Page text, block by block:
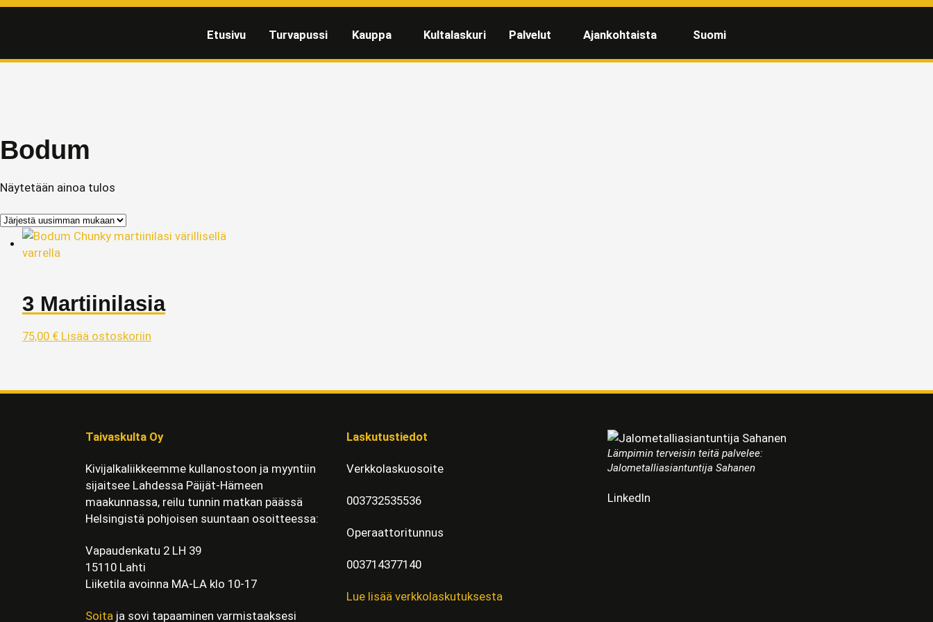
Etusivu Turvapussi Kauppa Kultalaskuri Palvelut Ajankohtaista Suomi
Bodum
Näytetään ainoa tulos
3 Martiinilasia
75,00 € Lisää ostoskoriin
Taivaskulta Oy
Kivijalkaliikkeemme kullanostoon ja myyntiin
sijaitsee Lahdessa Päijät-Hämeen
maakunnassa, reilu tunnin matkan päässä
Helsingistä pohjoisen suuntaan osoitteessa:
Vapaudenkatu 2 LH 39
15110 Lahti
Liiketila avoinna MA-LA klo 10-17
Soita ja sovi tapaaminen varmistaaksesi
Laskutustiedot
Verkkolaskuosoite
003732535536
Operaattoritunnus
003714377140
Lue lisää verkkolaskutuksesta
Lämpimin terveisin teitä palvelee:
Jalometalliasiantuntija Sahanen
LinkedIn